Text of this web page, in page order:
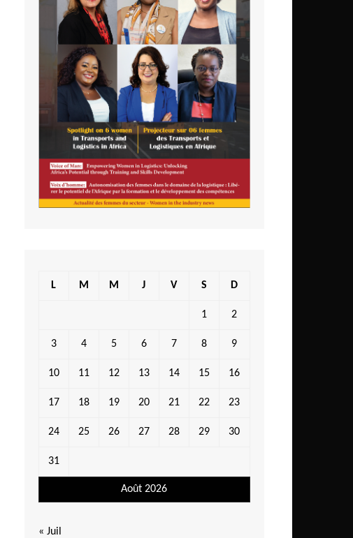
Août 2026
L M M J V S D
1 2
3 4 5 6 7 8 9
10 11 12 13 14 15 16
17 18 19 20 21 22 23
24 25 26 27 28 29 30
31
« Juil